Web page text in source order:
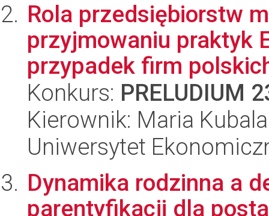
Rola przedsiębiorstw
przyjmowaniu praktyk
przypadek firm
Konkurs: PRELUDIUM
Kierownik: Maria Kubala
Uniwersytet
Dynamika rodzinna a
parentyfikacji dla